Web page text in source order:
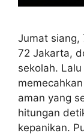
Jumat siang,
72 Jakarta,
sekolah.
aman yang
hitungan
kepanikan.